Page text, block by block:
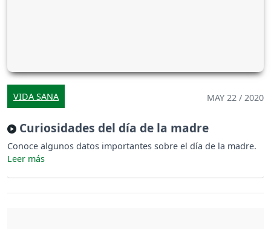
VIDA SANA MAY 22 / 2020
Curiosidades del día de la madre
Conoce algunos datos importantes sobre el día de la madre.